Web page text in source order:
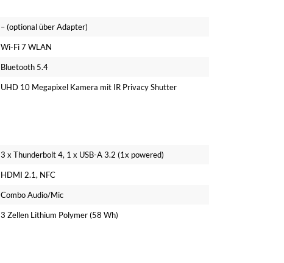
– (optional über Adapter)
Wi-Fi 7 WLAN
Bluetooth 5.4
UHD 10 Megapixel Kamera mit IR Privacy Shutter
3 x Thunderbolt 4, 1 x USB-A 3.2 (1x powered)
HDMI 2.1, NFC
Combo Audio/Mic
3 Zellen Lithium Polymer (58 Wh)